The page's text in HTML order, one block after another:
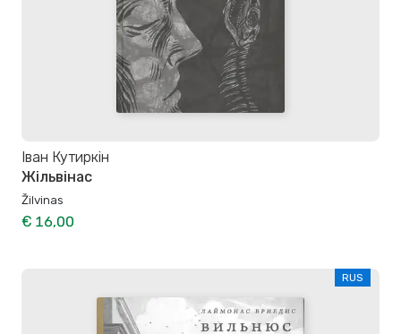
Іван Кутиркін
Жільвінас
Žilvinas
€ 16,00
RUS